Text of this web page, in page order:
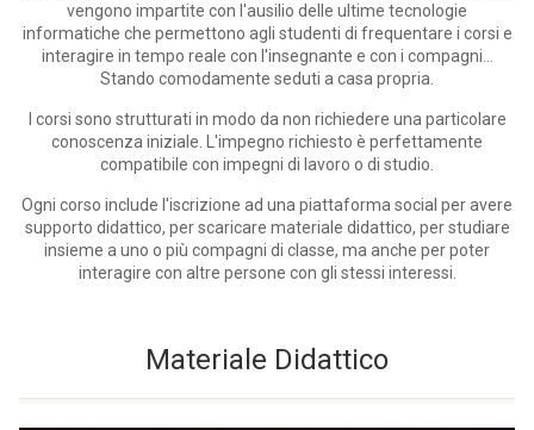
vengono impartite con l'ausilio delle ultime tecnologie
informatiche che permettono agli studenti di frequentare i corsi e
interagire in tempo reale con l'insegnante e con i compagni...
Stando comodamente seduti a casa propria.
I corsi sono strutturati in modo da non richiedere una particolare
conoscenza iniziale. L'impegno richiesto è perfettamente
compatibile con impegni di lavoro o di studio.
Ogni corso include l'iscrizione ad una piattaforma social per avere
supporto didattico, per scaricare materiale didattico, per studiare
insieme a uno o più compagni di classe, ma anche per poter
interagire con altre persone con gli stessi interessi.
Materiale Didattico